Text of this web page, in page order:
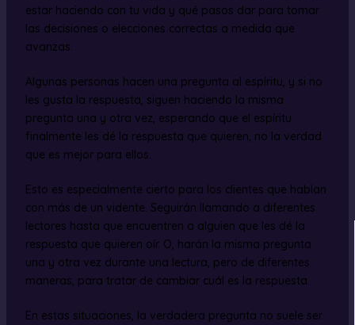
estar haciendo con tu vida y qué pasos dar para tomar
las decisiones o elecciones correctas a medida que
avanzas.
Algunas personas hacen una pregunta al espíritu, y si no
les gusta la respuesta, siguen haciendo la misma
pregunta una y otra vez, esperando que el espíritu
finalmente les dé la respuesta que quieren, no la verdad
que es mejor para ellos.
Esto es especialmente cierto para los clientes que hablan
con más de un vidente. Seguirán llamando a diferentes
lectores hasta que encuentren a alguien que les dé la
respuesta que quieren oír. O, harán la misma pregunta
una y otra vez durante una lectura, pero de diferentes
maneras, para tratar de cambiar cuál es la respuesta.
En estas situaciones, la verdadera pregunta no suele ser